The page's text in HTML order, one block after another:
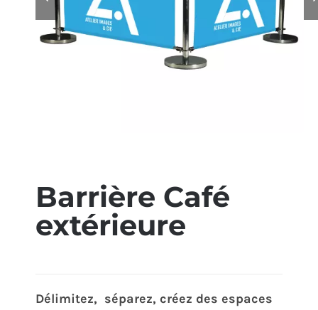
ÉCO-RESPONSABLE
Barrière Café
extérieure
Délimitez, séparez, créez des espaces